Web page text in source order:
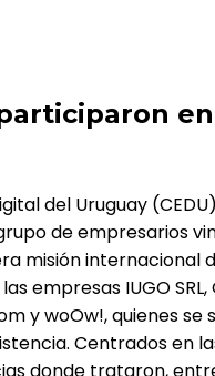
del Uruguay
de
misión internacional
IUGO
y woOw!, quienes
Centrados en
donde trataron,